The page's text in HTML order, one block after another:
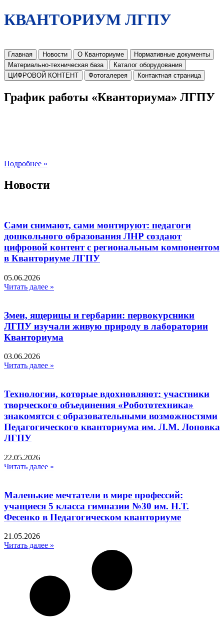
КВАНТОРИУМ ЛГПУ
Главная Новости О Кванториуме
Нормативные документы
Материально-техническая база
Каталог оборудования
ЦИФРОВОЙ КОНТЕНТ
Фотогалерея Контактная страница
График работы «Кванториума» ЛГПУ
Подробнее »
Новости
Сами снимают, сами монтируют: педагоги
дошкольного образования ЛНР создают
цифровой контент с региональным компонентом
в Кванториуме ЛГПУ​
05.06.2026
Читать далее »
Змеи, ящерицы и гербарии: первокурсники
ЛГПУ изучали живую природу в лаборатории
Кванториума
03.06.2026
Читать далее »
Технологии, которые вдохновляют: участники
творческого объединения «Робототехника»
знакомятся с образовательными возможностями
Педагогического кванториума им. Л.М. Лоповка
ЛГПУ
22.05.2026
Читать далее »
Маленькие мечтатели в мире профессий:
учащиеся 5 класса гимназии №30 им. Н.Т.
Фесенко в Педагогическом кванториуме
21.05.2026
Читать далее »